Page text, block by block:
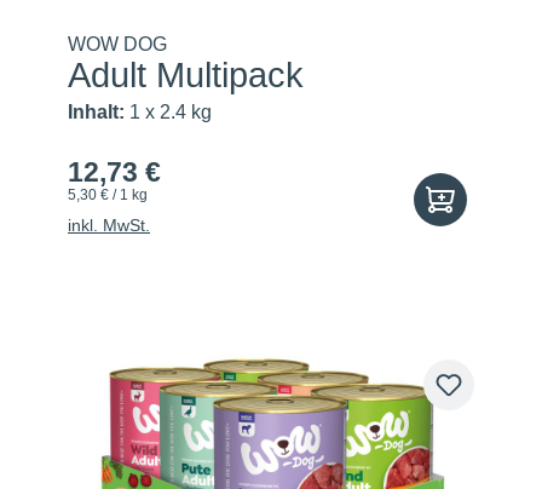
WOW DOG
Adult Multipack
Inhalt: 1 x 2.4 kg
12,73 €
5,30 € / 1 kg
inkl. MwSt.